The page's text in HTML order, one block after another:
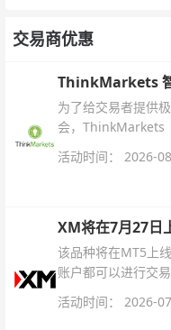
交易商优惠
ThinkMarkets
为了给交易者提供
会，ThinkMarkets
杆配置、支持软件
活动时间： 2026-
XM将在7月27日
该品种将在MT5上
账户都可以进行交易
活动时间： 2026-